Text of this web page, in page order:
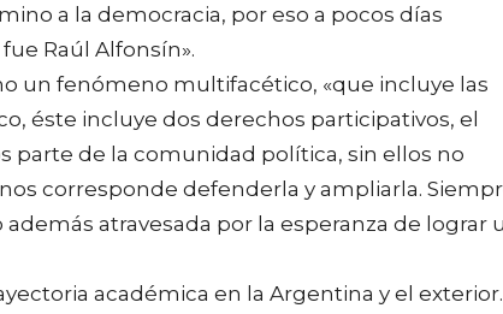
a la democracia, por eso a pocos días
Raúl Alfonsín».
un fenómeno multifacético, «que incluye las
éste incluye dos derechos participativos, el
parte de la comunidad política, sin ellos no
corresponde defenderla y ampliarla.
atravesada por la esperanza de lograr
académica en la Argentina y el exterior.